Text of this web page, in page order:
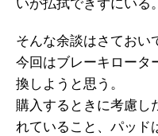
いが払拭できずにいる。
そんな余談はさておい
今回はブレーキロータ
換しようと思う。
購入するときに考慮し
れていること、パッド